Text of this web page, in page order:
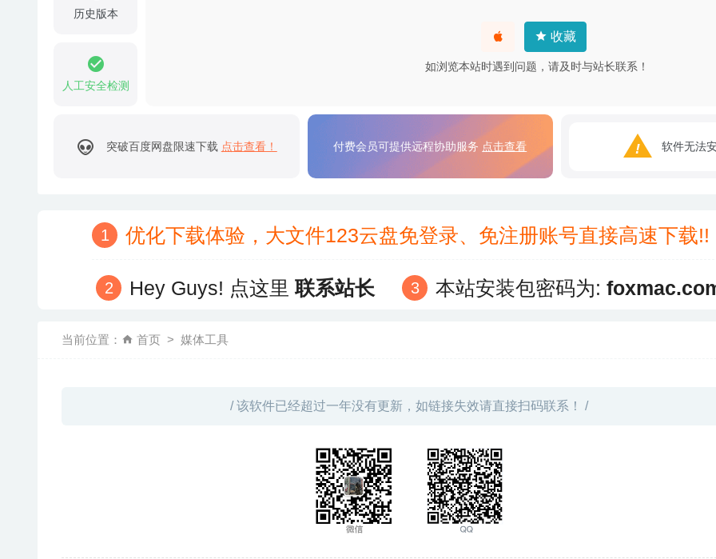
历史版本
人工安全检测
收藏
如浏览本站时遇到问题，请及时与站长联系！
突破百度网盘限速下载 点击查看！ 付费会员可提供远程协助服务 点击查看 软件无法
优化下载体验，大文件123云盘免登录、免注册账号直接高速下
Hey Guys! 点这里联系站长 本站安装包密码为:
当前位置： 首页 媒体工具
/ 该软件已经超过一年没有更新，如链接失效请直接扫码联系！ /
PictureCode Photo Ninja 1.4.0d- 专业的RAW照片转换工具
WonderPen(妙笔) 1.8.0 中文版-易用的写作工具 2020-08-24